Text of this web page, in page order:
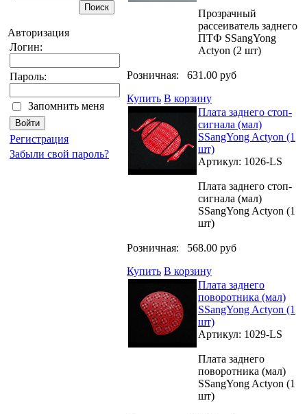
Авторизация
Логин:
Пароль:
Запомнить меня
Регистрация
Забыли свой пароль?
Прозрачный
рассеиватель заднего
ПТФ SSangYong
Actyon (2 шт)
Розничная: 631.00 руб
Купить В корзину
Плата заднего стоп-
сигнала (мал)
SSangYong Actyon (1
шт)
Артикул: 1026-LS
Плата заднего стоп-
сигнала (мал)
SSangYong Actyon (1
шт)
Розничная: 568.00 руб
Купить В корзину
Плата заднего
поворотника (мал)
SSangYong Actyon (1
шт)
Артикул: 1029-LS
Плата заднего
поворотника (мал)
SSangYong Actyon (1
шт)